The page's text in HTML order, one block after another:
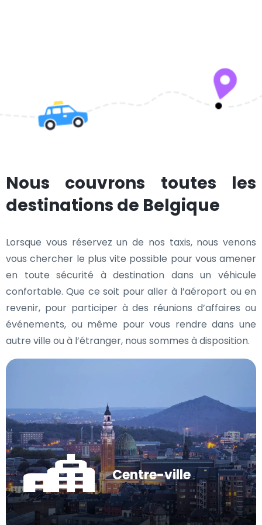
Nous couvrons toutes les
destinations de Belgique
Lorsque vous réservez un de nos taxis, nous venons
vous chercher le plus vite possible pour vous amener
en toute sécurité à destination dans un véhicule
confortable. Que ce soit pour aller à l’aéroport ou en
revenir, pour participer à des réunions d’affaires ou
événements, ou même pour vous rendre dans une
autre ville ou à l’étranger, nous sommes à disposition.
Centre-ville